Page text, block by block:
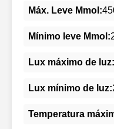
Máx. Leve Mmol:
Mínimo leve Mmol:
Lux máximo de luz:
Lux mínimo de luz:
Temperatura